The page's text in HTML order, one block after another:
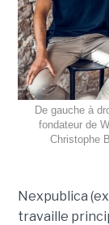
De gauche à
fondateur de
Christophe
Nexpublica
travaille